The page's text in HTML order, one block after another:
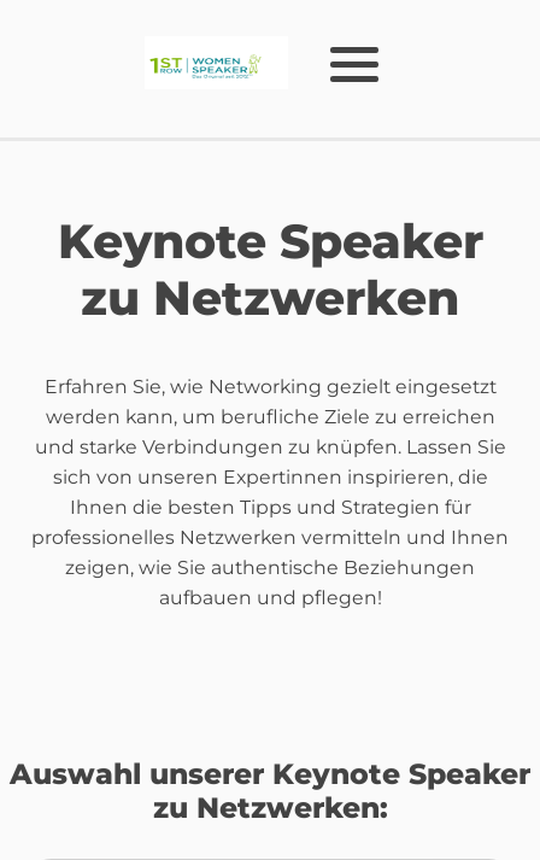
Keynote Speaker
zu Netzwerken
Erfahren Sie, wie Networking gezielt eingesetzt
werden kann, um berufliche Ziele zu erreichen
und starke Verbindungen zu knüpfen. Lassen Sie
sich von unseren Expertinnen inspirieren, die
Ihnen die besten Tipps und Strategien für
professionelles Netzwerken vermitteln und Ihnen
zeigen, wie Sie authentische Beziehungen
aufbauen und pflegen!
Auswahl unserer Keynote Speaker
zu Netzwerken: